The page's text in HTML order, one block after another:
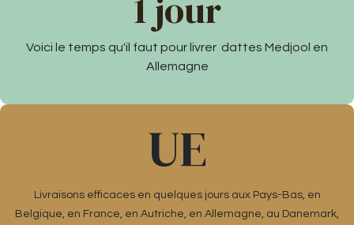
Voici le temps qu'il faut pour livrer dattes Medjool en
Allemagne
​UE
Livraisons efficaces en quelques jours aux Pays-Bas, en
Belgique, en France, en Autriche, en Allemagne, au Danemark,